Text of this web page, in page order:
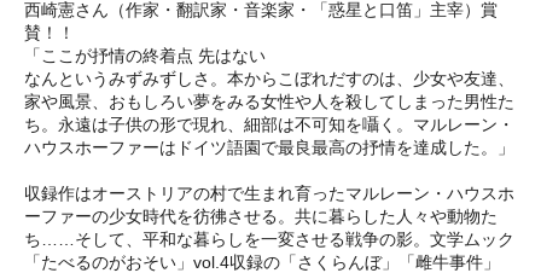
西崎憲さん（作家・翻訳家・音楽家・「惑星と口笛」主宰）賞
賛！！
「ここが抒情の終着点 先はない
なんというみずみずしさ。本からこぼれだすのは、少女や友達、
家や風景、おもしろい夢をみる女性や人を殺してしまった男性た
ち。永遠は子供の形で現れ、細部は不可知を囁く。マルレーン・
ハウスホーファーはドイツ語園で最良最高の抒情を達成した。」
収録作はオーストリアの村で生まれ育ったマルレーン・ハウスホ
ーファーの少女時代を彷彿させる。共に暮らした人々や動物た
ち……そして、平和な暮らしを一変させる戦争の影。文学ムック
「たべるのがおそい」vol.4収録の「さくらんぼ」「雌牛事件」